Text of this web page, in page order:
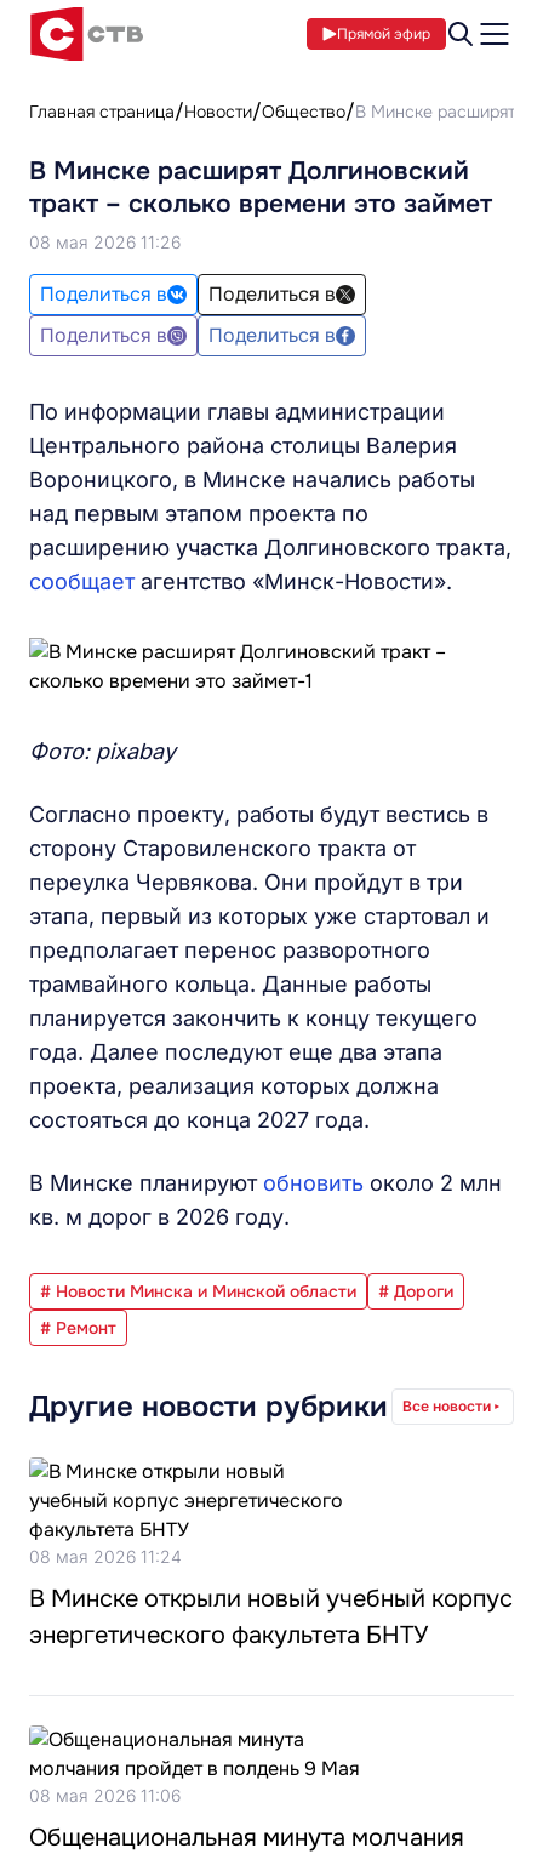
Прямой эфир
Главная страница Новости Общество В Минске расширят
В Минске расширят Долгиновский
тракт – сколько времени это займет
08 мая 2026 11:26
Поделиться в
Поделиться в
Поделиться в
Поделиться в
По информации главы администрации
Центрального района столицы Валерия
Вороницкого, в Минске начались работы
над первым этапом проекта по
расширению участка Долгиновского тракта,
сообщаетагентство «Минск-Новости».
Фото: pixabay
Согласно проекту, работы будут вестись в
сторону Старовиленского тракта от
переулка Червякова. Они пройдут в три
этапа, первый из которых уже стартовал и
предполагает перенос разворотного
трамвайного кольца. Данные работы
планируется закончить к концу текущего
года. Далее последуют еще два этапа
проекта, реализация которых должна
состояться до конца 2027 года.
В Минске планируют обновить около 2 млн
кв. м дорог в 2026 году.
# Новости Минска и Минской области
# Дороги
# Ремонт
Другие новости рубрики Все новости
08 мая 2026 11:24
В Минске открыли новый учебный корпус
энергетического факультета БНТУ
08 мая 2026 11:06
Общенациональная минута молчания